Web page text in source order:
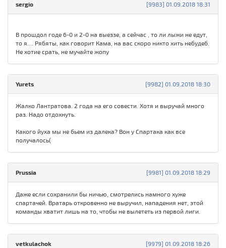
[9983] 01.09.2018 18:31
sergio
В прошдол годе 6-0 и 2-0 на выеззе, а сейчас , то ли лыжи не едут,
то я.... Рябяты, как говорит Кама, на вас скоро никто хить небудеб.
Не хотие срать, не мучайте жопу
[9982] 01.09.2018 18:30
Yurets
Жалко Лантратова. 2 года на его совести. Хотя и выручай много
раз. Надо отдохнуть.
Какого йуха мы не бьем из далека? Вон у Спартака как все
получалось(
[9981] 01.09.2018 18:29
Prussia
Даже если сохранили бы ничью, смотрелись намного хуже
спартачей. Вратарь откровенно не выручил, нападения нет, этой
команды хватит лишь на то, чтобы не вылететь из первой лиги.
[9979] 01.09.2018 18:26
vetkulachok